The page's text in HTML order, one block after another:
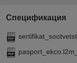
Спецификация